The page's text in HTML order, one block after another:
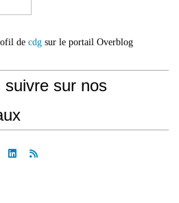
de cdg sur le portail Overblog
suivre sur nos